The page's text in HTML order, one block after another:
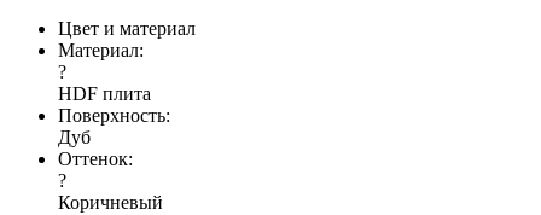
Цвет и материал
Материал:
?
HDF плита
Поверхность:
Дуб
Оттенок:
?
Коричневый